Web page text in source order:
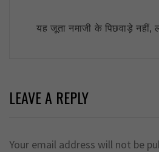
यह जूता नमाजी के पिछवाड़े
LEAVE A REPLY
Your email address will not be